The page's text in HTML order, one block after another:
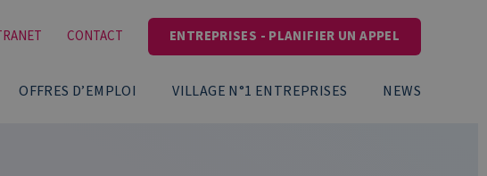
OFFRES D’EMPLOI VILLAGE N°1 ENTREPRISES NEWS
CONTACT ENTREPRISES - PLANIFIER UN APPEL